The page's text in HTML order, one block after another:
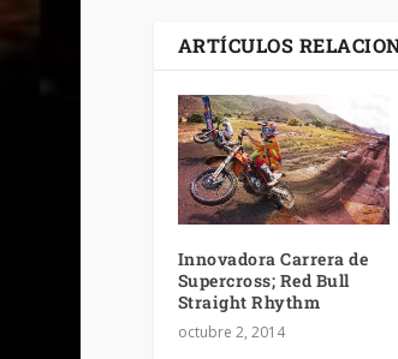
ARTÍCULOS
Innovadora Carrera de
Supercross; Red Bull
Straight Rhythm
octubre 2, 2014